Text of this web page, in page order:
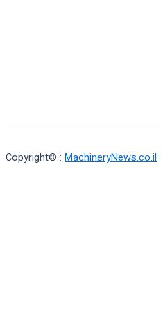
Copyright© : MachineryNews.co.il